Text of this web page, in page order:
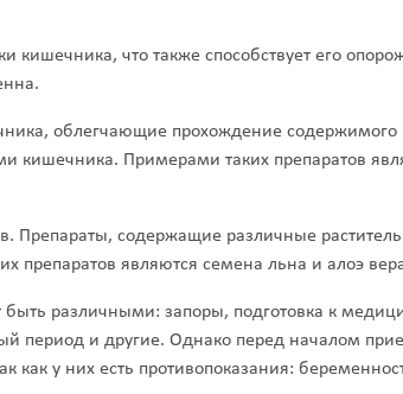
кишечника, что также способствует его
облегчающие прохождение содержимого
кишечника. Примерами таких препаратов
Препараты, содержащие различные
препаратов являются семена льна и алоэ
различными: запоры, подготовка к
период и другие. Однако перед началом
как у них есть противопоказания: